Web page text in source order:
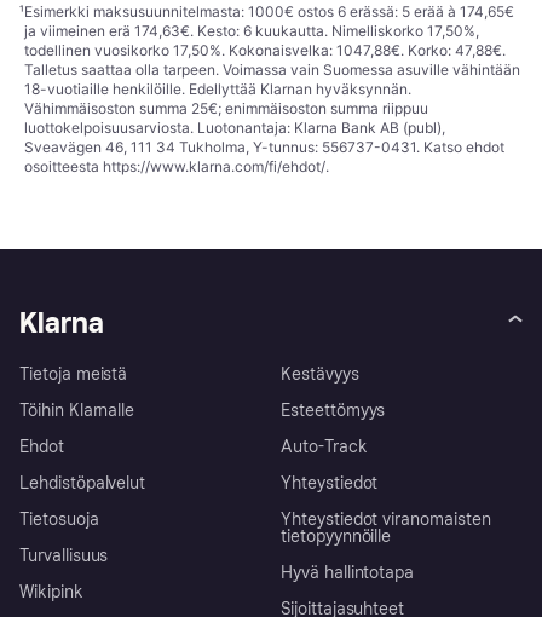
¹Esimerkki maksusuunnitelmasta: 1000€ ostos 6 erässä: 5 erää à 174,65€
ja viimeinen erä 174,63€. Kesto: 6 kuukautta. Nimelliskorko 17,50%,
todellinen vuosikorko 17,50%. Kokonaisvelka: 1047,88€. Korko: 47,88€.
Talletus saattaa olla tarpeen. Voimassa vain Suomessa asuville vähintään
18-vuotiaille henkilöille. Edellyttää Klarnan hyväksynnän.
Vähimmäisoston summa 25€; enimmäisoston summa riippuu
luottokelpoisuusarviosta. Luotonantaja: Klarna Bank AB (publ),
Sveavägen 46, 111 34 Tukholma, Y-tunnus: 556737-0431. Katso ehdot
osoitteesta https://www.klarna.com/fi/ehdot/.
Klarna
Tietoja meistä
Töihin Klarnalle
Ehdot
Lehdistöpalvelut
Tietosuoja
Turvallisuus
Wikipink
Kestävyys
Esteettömyys
Auto-Track
Yhteystiedot
Yhteystiedot viranomaisten
tietopyynnöille
Hyvä hallintotapa
Sijoittajasuhteet